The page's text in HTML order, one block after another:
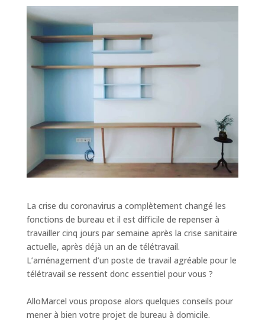
La crise du coronavirus a complètement changé les
fonctions de bureau et il est difficile de repenser à
travailler cinq jours par semaine après la crise sanitaire
actuelle, après déjà un an de télétravail.
L’aménagement d’un poste de travail agréable pour le
télétravail se ressent donc essentiel pour vous ?
AlloMarcel vous propose alors quelques conseils pour
mener à bien votre projet de bureau à domicile.